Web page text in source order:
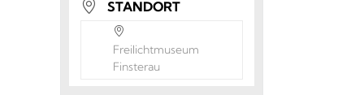
STANDORT
Freilichtmuseum
Finsterau